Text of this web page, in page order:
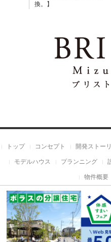
換。】
トップ コンセプト 開発ストー
モデルハウス プランニング
物件概要